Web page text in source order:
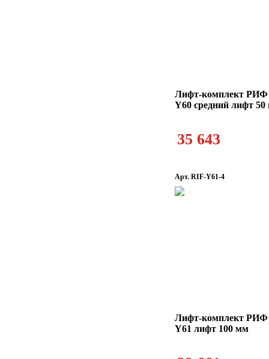
Лифт-комплект РИФ
Y60 средний лифт
35 643
Арт. RIF-Y61-4
Лифт-комплект РИФ
Y61 лифт 100 мм